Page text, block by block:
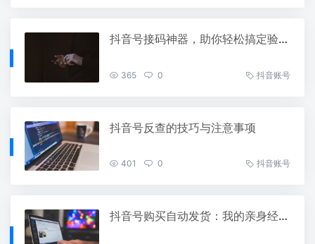
抖音号接码神器，助你轻松搞定验证码！
365 0 抖音账号
抖音号反查的技巧与注意事项
401 0 抖音账号
抖音号购买自动发货：我的亲身经历与实用攻略